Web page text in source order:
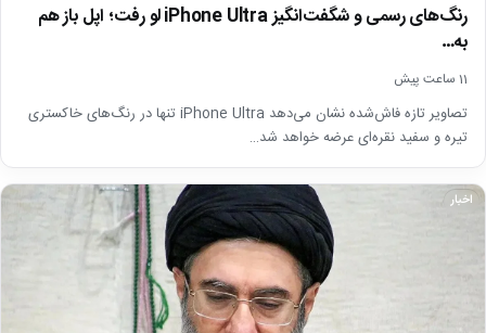
رنگ‌های رسمی و شگفت‌انگیز iPhone Ultra لو رفت؛ اپل باز هم
به…
11 ساعت پیش
تصاویر تازه فاش‌شده نشان می‌دهد iPhone Ultra تنها در رنگ‌های خاکستری
تیره و سفید نقره‌ای عرضه خواهد شد…
اخبار